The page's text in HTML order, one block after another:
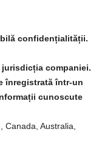
confidențialității.
companiei.
înregistrată într‑un
cunoscute
Australia,